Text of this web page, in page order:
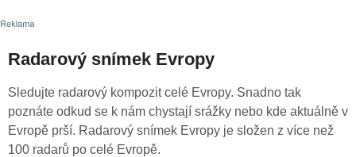
Radarový snímek Evropy
Sledujte radarový kompozit celé Evropy. Snadno tak
poznáte odkud se k nám chystají srážky nebo kde aktuálně v
Evropě prší. Radarový snímek Evropy je složen z více než
100 radarů po celé Evropě.